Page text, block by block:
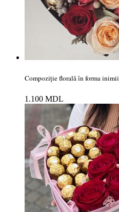
Compoziție florală în forma inimii
1.100 MDL